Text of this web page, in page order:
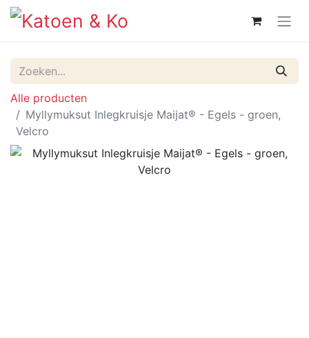
Alle producten
Myllymuksut Inlegkruisje Maijat® - Egels - groen,
Velcro